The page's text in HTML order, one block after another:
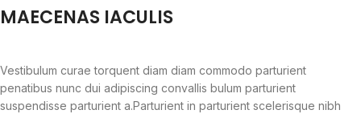
MAECENAS IACULIS
Vestibulum curae torquent diam diam commodo parturient
penatibus nunc dui adipiscing convallis bulum parturient
suspendisse parturient a.Parturient in parturient scelerisque nibh